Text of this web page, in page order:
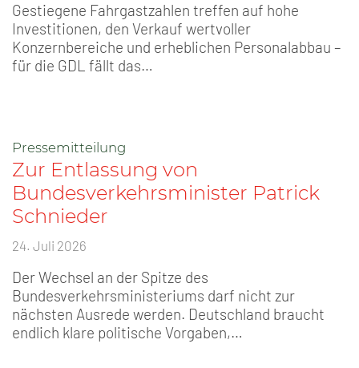
Gestiegene Fahrgastzahlen treffen auf hohe
Investitionen, den Verkauf wertvoller
Konzernbereiche und erheblichen Personalabbau –
für die GDL fällt das…
Pressemitteilung
Zur Entlassung von
Bundesverkehrsminister Patrick
Schnieder
24. Juli 2026
Der Wechsel an der Spitze des
Bundesverkehrsministeriums darf nicht zur
nächsten Ausrede werden. Deutschland braucht
endlich klare politische Vorgaben,…